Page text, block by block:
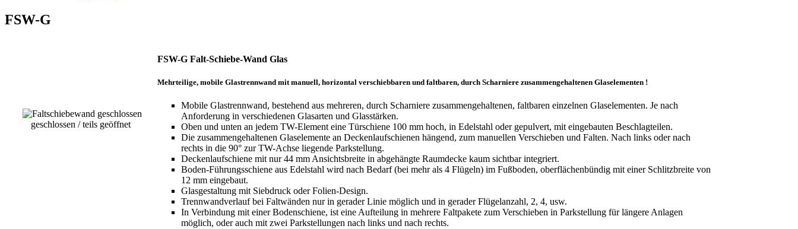
FSW-G
geschlossen / teils geöffnet
FSW-G Falt-Schiebe-Wand Glas
Mehrteilige, mobile Glastrennwand mit manuell, horizontal verschiebbaren und faltbaren, durch Scharniere zusammengehaltenen Glaselementen !
Mobile Glastrennwand, bestehend aus mehreren, durch Scharniere zusammengehaltenen, faltbaren einzelnen Glaselementen. Je nach
Anforderung in verschiedenen Glasarten und Glasstärken.
Oben und unten an jedem TW-Element eine Türschiene 100 mm hoch, in Edelstahl oder gepulvert, mit eingebauten Beschlagteilen.
Die zusammengehaltenen Glaselemente an Deckenlaufschienen hängend, zum manuellen Verschieben und Falten. Nach links oder nach
rechts in die 90° zur TW-Achse liegende Parkstellung.
Deckenlaufschiene mit nur 44 mm Ansichtsbreite in abgehängte Raumdecke kaum sichtbar integriert.
Boden-Führungsschiene aus Edelstahl wird nach Bedarf (bei mehr als 4 Flügeln) im Fußboden, oberflächenbündig mit einer Schlitzbreite von
12 mm eingebaut.
Glasgestaltung mit Siebdruck oder Folien-Design.
Trennwandverlauf bei Faltwänden nur in gerader Linie möglich und in gerader Flügelanzahl, 2, 4, usw.
In Verbindung mit einer Bodenschiene, ist eine Aufteilung in mehrere Faltpakete zum Verschieben in Parkstellung für längere Anlagen
möglich, oder auch mit zwei Parkstellungen nach links und nach rechts.